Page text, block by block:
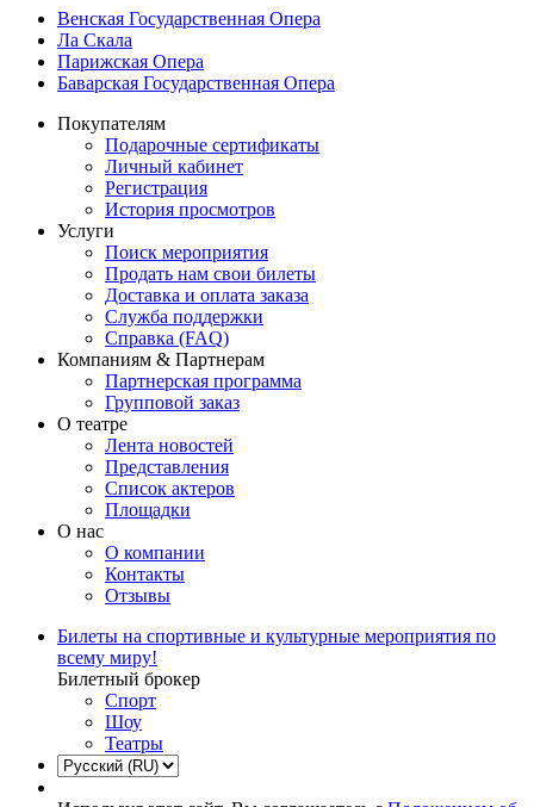
Венская Государственная Опера
Ла Скала
Парижская Опера
Баварская Государственная Опера
Покупателям
Подарочные сертификаты
Личный кабинет
Регистрация
История просмотров
Услуги
Поиск мероприятия
Продать нам свои билеты
Доставка и оплата заказа
Служба поддержки
Справка (FAQ)
Компаниям & Партнерам
Партнерская программа
Групповой заказ
О театре
Лента новостей
Представления
Список актеров
Площадки
О нас
О компании
Контакты
Отзывы
Билеты на спортивные и культурные мероприятия по
всему миру!
Билетный брокер
Спорт
Шоу
Театры